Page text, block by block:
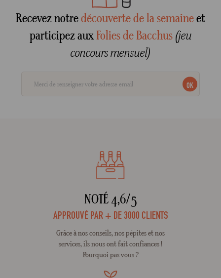
Recevez notredécouverte de la semaineet
participez auxFolies de Bacchus (jeu
concours mensuel)
OK
NOTÉ 4,6/5
APPROUVÉ PAR + DE 3000 CLIENTS
Grâce à nos conseils, nos pépites et nos
services, ils nous ont fait confiances !
Pourquoi pas vous ?